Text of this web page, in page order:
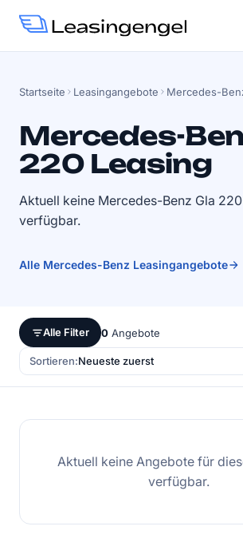
Startseite Leasingangebote Mercedes-
Mercedes-
220 Leasing
Aktuell keine Mercedes-Benz Gla
verfügbar.
Alle Mercedes-Benz Leasingangebote
Alle Filter 0 Angebote
Sortieren:
Aktuell keine Angebote für
verfügbar.